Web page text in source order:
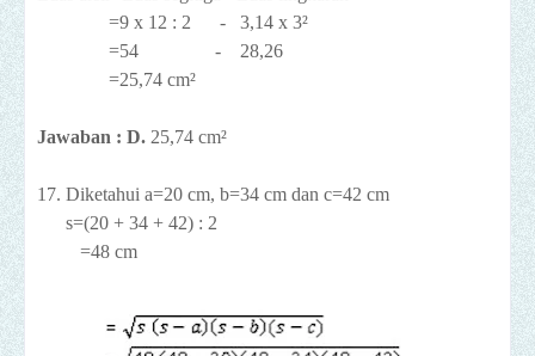
=9 x 12 : 2 - 3,14 x 3²
=54 - 28,26
=25,74 cm²
Jawaban : D. 25,74 cm²
17. Diketahui a=20 cm, b=34 cm dan c=42 cm
s=(20 + 34 + 42) : 2
=48 cm